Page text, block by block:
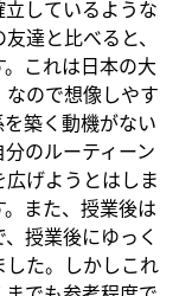
しているような
達と比べると、
これは日本の大
ので想像しやす
築く動機がない
のルーティーン
げようとはしま
また、授業後は
授業後にゆっく
た。しかしこれ